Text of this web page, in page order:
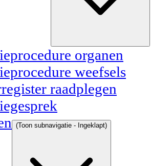
organen
weefsels
raadplegen
(Toon subnavigatie - Ingeklapt)